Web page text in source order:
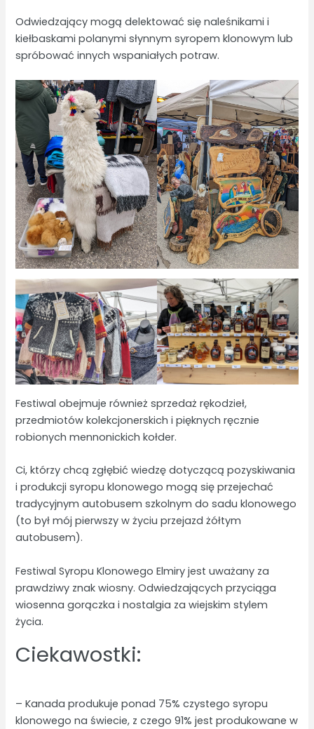
Odwiedzający mogą delektować się naleśnikami i
kiełbaskami polanymi słynnym syropem klonowym lub
spróbować innych wspaniałych potraw.
Festiwal obejmuje również sprzedaż rękodzieł,
przedmiotów kolekcjonerskich i pięknych ręcznie
robionych mennonickich kołder.
Ci, którzy chcą zgłębić wiedzę dotyczącą pozyskiwania
i produkcji syropu klonowego mogą się przejechać
tradycyjnym autobusem szkolnym do sadu klonowego
(to był mój pierwszy w życiu przejazd żółtym
autobusem).
Festiwal Syropu Klonowego Elmiry jest uważany za
prawdziwy znak wiosny. Odwiedzających przyciąga
wiosenna gorączka i nostalgia za wiejskim stylem
życia.
Ciekawostki:
– Kanada produkuje ponad 75% czystego syropu
klonowego na świecie, z czego 91% jest produkowane w